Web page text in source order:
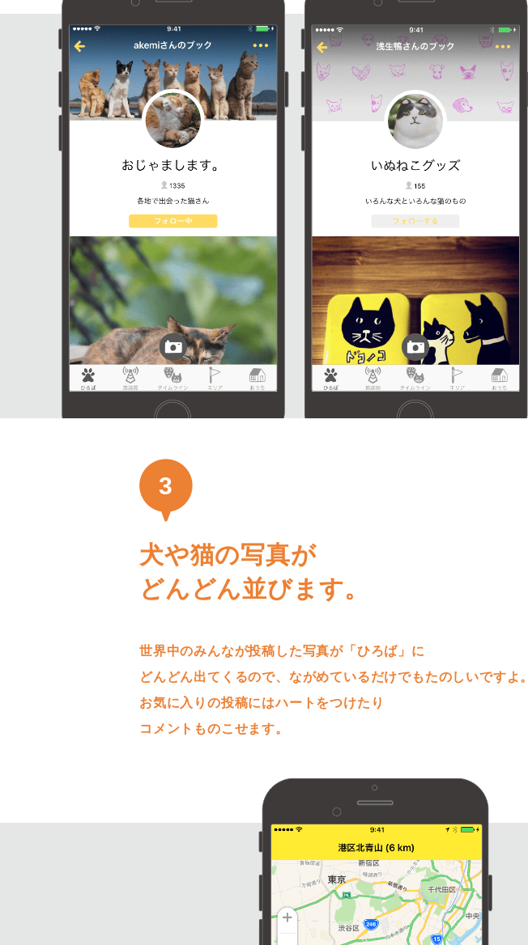
3
犬や猫の写真が
どんどん並びます。
世界中のみんなが投稿した写真が「ひろば」に
どんどん出てくるので、ながめているだけでもたのしいですよ。
お気に入りの投稿にはハートをつけたり
コメントものこせます。